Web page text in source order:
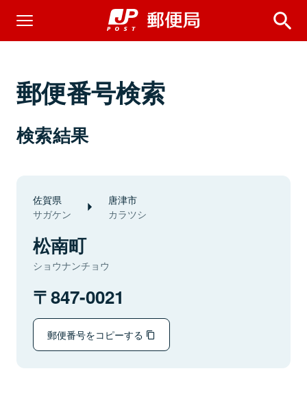
郵便番号検索
検索結果
佐賀県
サガケン
唐津市
カラツシ
松南町
ショウナンチョウ
847-0021
郵便番号をコピーする